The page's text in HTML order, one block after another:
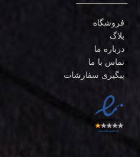
فروشگاه
بلاگ
درباره ما
تماس با ما
پیگیری سفارشات